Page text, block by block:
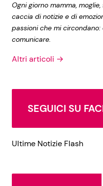
Ogni giorno mamma,
caccia di notizie e di
passioni che mi
comunicare.
Altri articoli →
SEGUICI SU
Ultime Notizie Flash